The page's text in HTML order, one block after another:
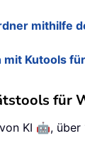
mithilfe
Kutools
für
KI 🤖, über